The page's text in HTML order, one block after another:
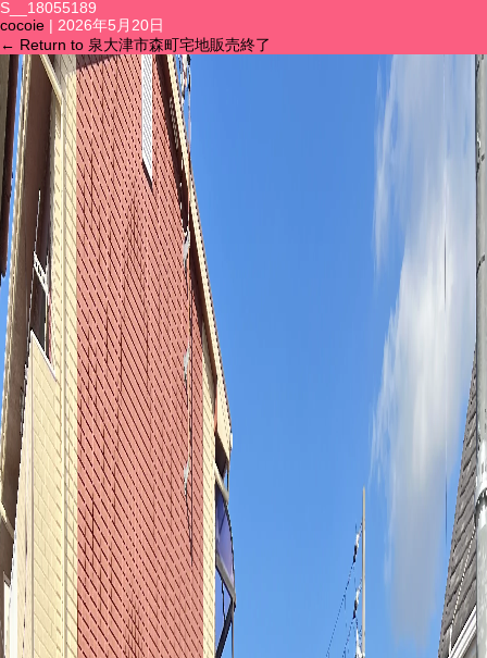
S__18055189
cocoie
2026年5月20日
← Return to 泉大津市森町宅地販売終了